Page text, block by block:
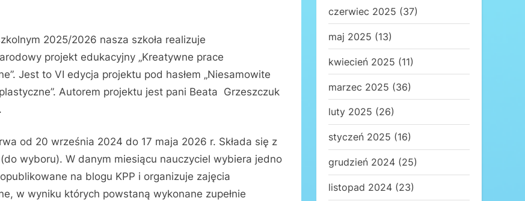
2025/2026 nasza szkoła realizuje
projekt edukacyjny „Kreatywne prace
Jest to VI edycja projektu pod hasłem „Niesamowite
Autorem projektu jest pani Beata Grzeszczuk
od 20 września 2024 do 17 maja 2026 r. Składa się z
wyboru). W danym miesiącu nauczyciel wybiera jedno
na blogu KPP i organizuje zajęcia
w wyniku których powstaną wykonane zupełnie
czerwiec 2025 (37)
maj 2025 (13)
kwiecień 2025 (11)
marzec 2025 (36)
luty 2025 (26)
styczeń 2025 (16)
grudzień 2024 (25)
listopad 2024 (23)